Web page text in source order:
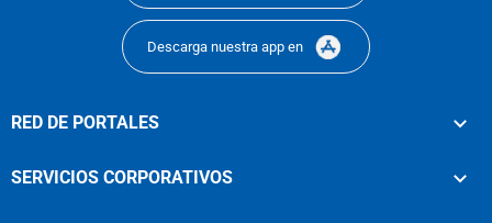
Descarga nuestra app en
RED DE PORTALES
SERVICIOS CORPORATIVOS